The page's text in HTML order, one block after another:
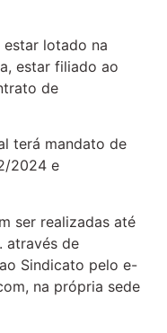
lotado na
estar filiado ao
de
terá mandato de
2024 e
ser realizadas até
através de
Sindicato pelo e-
na própria sede